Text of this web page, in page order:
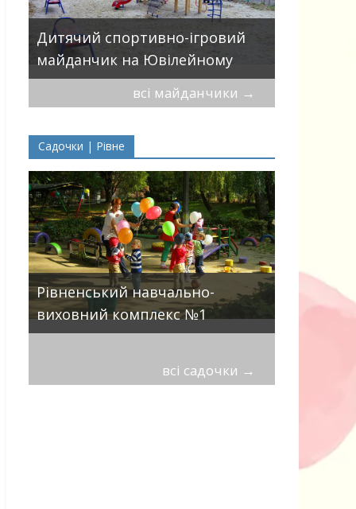
Дитячий спортивно-ігровий
майданчик на Ювілейному
всі майданчики →
Садочки | Рівне
Рівненський навчально-
виховний комплекс №1
ДНЗ
всі садочки →